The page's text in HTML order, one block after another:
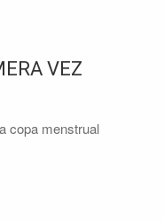
VEZ
copa menstrual